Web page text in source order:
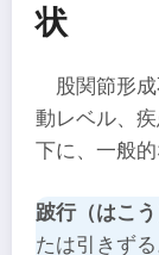
状
股関節形
動レベル、
下に、一般
跛行（はこう
たは引きずる